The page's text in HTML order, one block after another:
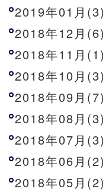
2019年01月(3)
2018年12月(6)
2018年11月(1)
2018年10月(3)
2018年09月(7)
2018年08月(3)
2018年07月(3)
2018年06月(2)
2018年05月(2)